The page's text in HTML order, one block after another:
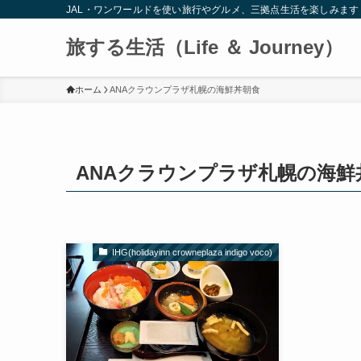
JAL・ワンワールドを使い旅行やグルメ、三拠点生活を楽しみます
旅する生活（Life ＆ Journey）
ホーム ANAクラウンプラザ札幌の海鮮丼朝食
ANAクラウンプラザ札幌の海鮮
IHG(holidayinn crowneplaza indigo voco)